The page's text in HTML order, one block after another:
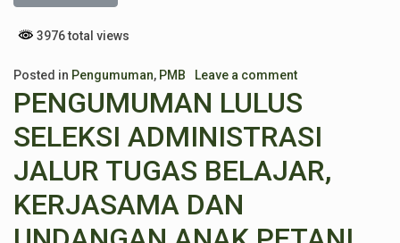
3976 total views
Posted in Pengumuman, PMB Leave a comment
PENGUMUMAN LULUS
SELEKSI ADMINISTRASI
JALUR TUGAS BELAJAR,
KERJASAMA DAN